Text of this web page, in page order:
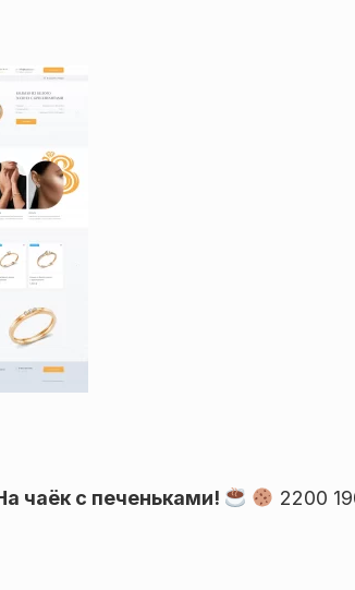
чаёк с печеньками! 2200